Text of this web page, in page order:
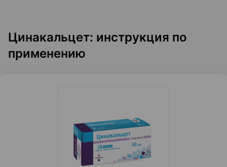
Цинакальцет: инструкция по
применению